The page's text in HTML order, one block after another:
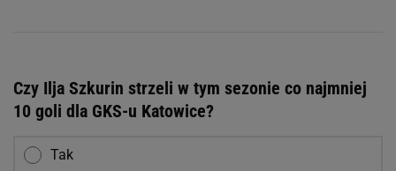
Czy Ilja Szkurin strzeli w tym sezonie co najmniej
10 goli dla GKS-u Katowice?
Tak